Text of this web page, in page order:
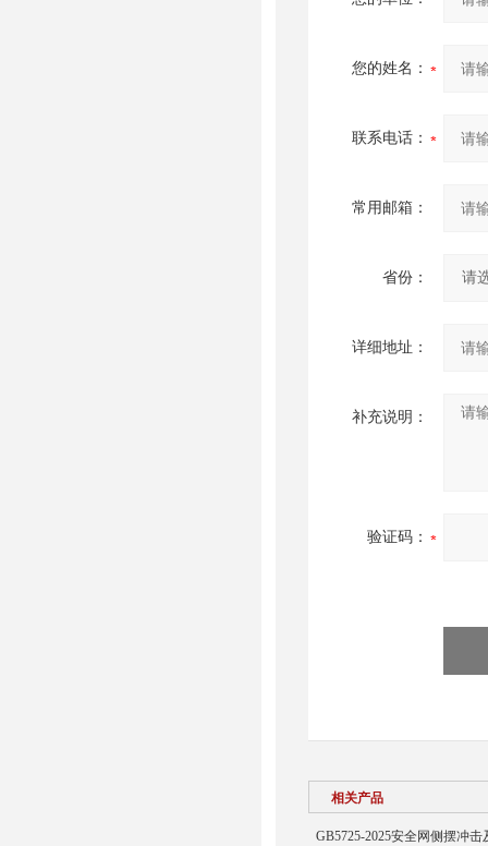
您的姓名：
联系电话：
常用邮箱：
省份：
详细地址：
补充说明：
验证码：
相关产品
GB5725-2025安全网侧摆冲